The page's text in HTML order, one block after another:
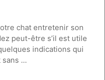
chat entretenir son
peut-être s’il est utile
indications qui
...